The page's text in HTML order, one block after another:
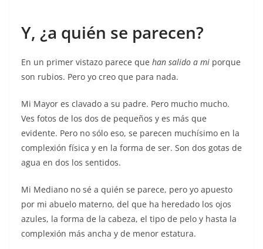
Y, ¿a quién se parecen?
En un primer vistazo parece que han salido a mi porque
son rubios. Pero yo creo que para nada.
Mi Mayor es clavado a su padre. Pero mucho mucho.
Ves fotos de los dos de pequeños y es más que
evidente. Pero no sólo eso, se parecen muchísimo en la
complexión física y en la forma de ser. Son dos gotas de
agua en dos los sentidos.
Mi Mediano no sé a quién se parece, pero yo apuesto
por mi abuelo materno, del que ha heredado los ojos
azules, la forma de la cabeza, el tipo de pelo y hasta la
complexión más ancha y de menor estatura.